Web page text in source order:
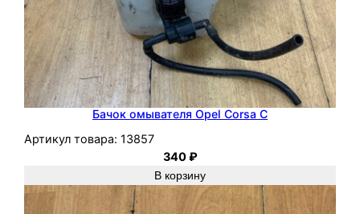
Бачок омывателя Opel Corsa C
Артикул товара: 13857
340₽
В корзину